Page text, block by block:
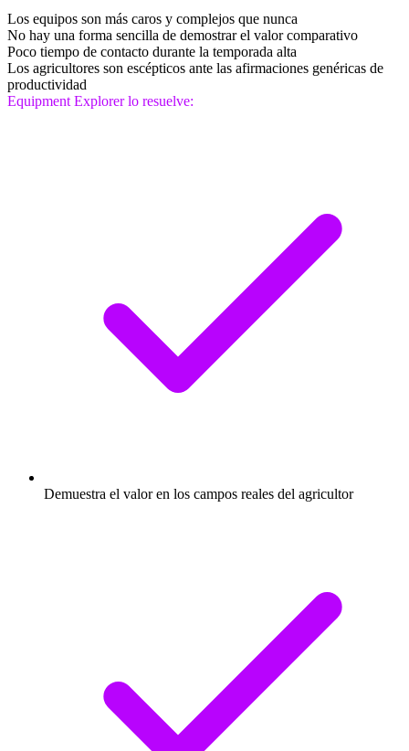
Los equipos son más caros y complejos que nunca
No hay una forma sencilla de demostrar el valor comparativo
Poco tiempo de contacto durante la temporada alta
Los agricultores son escépticos ante las afirmaciones genéricas de
productividad
Equipment Explorer lo resuelve:
Demuestra el valor en los campos reales del agricultor